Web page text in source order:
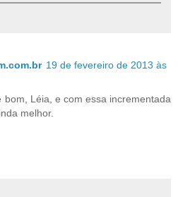
19 de fevereiro de 2013 às
bom, Léia, e com essa incrementada
melhor.